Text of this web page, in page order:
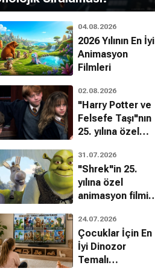
04.08.2026
2026 Yılının En İyi
Animasyon
Filmleri
02.08.2026
"Harry Potter ve
Felsefe Taşı"nın
25. yılına özel
bilinmeyenleri!
31.07.2026
"Shrek"in 25.
yılına özel
animasyon filmin
24.07.2026
Çocuklar İçin En
İyi Dinozor
Temalı